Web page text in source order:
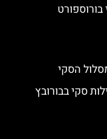
הסקי
סקי בבורובץ